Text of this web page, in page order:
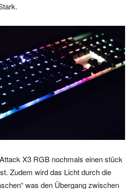
X3 RGB nochmals einen stück
Zudem wird das Licht durch die
was den Übergang zwischen